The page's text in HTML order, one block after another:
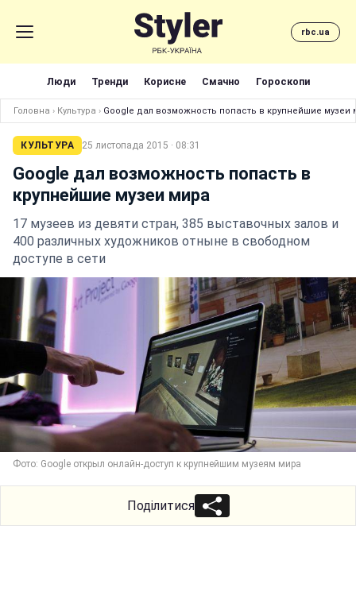
rbc.ua
Люди Тренди Корисне Смачно Гороскопи
Головна › Культура › Google дал возможность попасть в крупнейшие музеи
КУЛЬТУРА 25 листопада 2015 · 08:31
Google дал возможность попасть в
крупнейшие музеи мира
17 музеев из девяти стран, 385 выставочных залов и
400 различных художников отныне в свободном
доступе в сети
Фото: Google открыл онлайн-доступ к крупнейшим музеям мира
Поділитися